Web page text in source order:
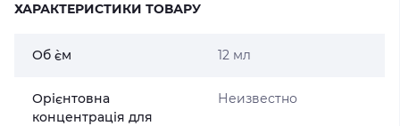
ХАРАКТЕРИСТИКИ ТОВАРУ
Об `єм 12 мл
Орієнтовна
концентрація для
Неизвестно